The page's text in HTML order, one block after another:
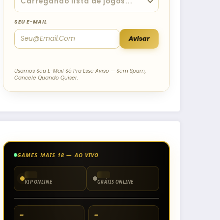
SEU E-MAIL
Avisar
Usamos Seu E-Mail Só Pra Esse Aviso — Sem Spam,
Cancele Quando Quiser.
GAMES MAIS 18 — AO VIVO
VIP ONLINE GRÁTIS ONLINE
– –